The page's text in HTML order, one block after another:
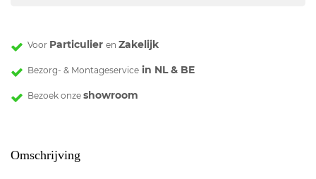
Voor Particulier en Zakelijk
Bezorg- & Montageservice in NL & BE
Bezoek onze showroom
Omschrijving